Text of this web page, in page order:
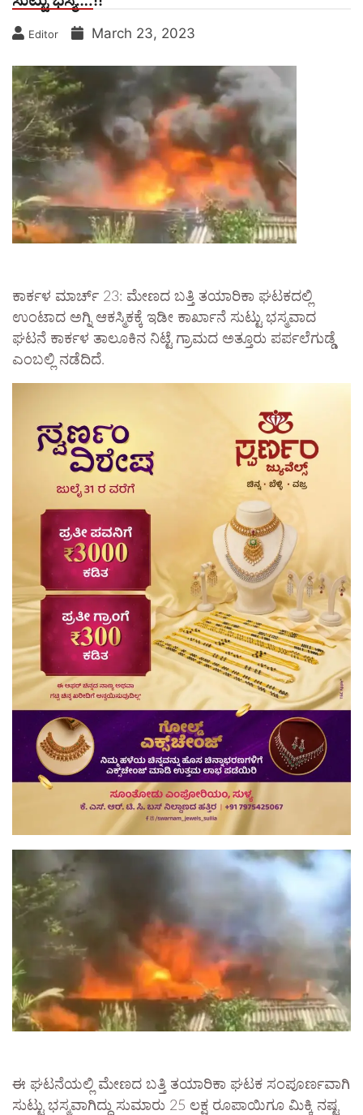
Editor March 23, 2023
ಕಾರ್ಕಳ ಮಾರ್ಚ್ 23: ಮೇಣದ ಬತ್ತಿ ತಯಾರಿಕಾ ಘಟಕದಲ್ಲಿ
ಉಂಟಾದ ಅಗ್ನಿ ಆಕಸ್ಮಿಕಕ್ಕೆ ಇಡೀ ಕಾರ್ಖಾನೆ ಸುಟ್ಟು ಭಸ್ಮವಾದ
ಘಟನೆ ಕಾರ್ಕಳ ತಾಲೂಕಿನ ನಿಟ್ಟೆ ಗ್ರಾಮದ ಅತ್ತೂರು ಪರ್ಪಲೆಗುಡ್ಡೆ
ಎಂಬಲ್ಲಿ ನಡೆದಿದೆ.
ಈ ಘಟನೆಯಲ್ಲಿ ಮೇಣದ ಬತ್ತಿ ತಯಾರಿಕಾ ಘಟಕ ಸಂಪೂರ್ಣವಾಗಿ
ಸುಟ್ಟು ಭಸ್ಮವಾಗಿದ್ದು ಸುಮಾರು 25 ಲಕ್ಷ ರೂಪಾಯಿಗೂ ಮಿಕ್ಕಿ ನಷ್ಟ